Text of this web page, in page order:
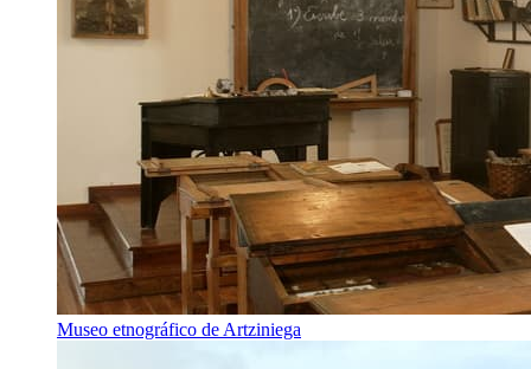
Museo etnográfico de Artziniega